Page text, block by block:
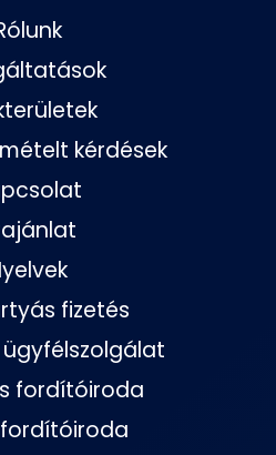
kérdések
fizetés
fordítóiroda